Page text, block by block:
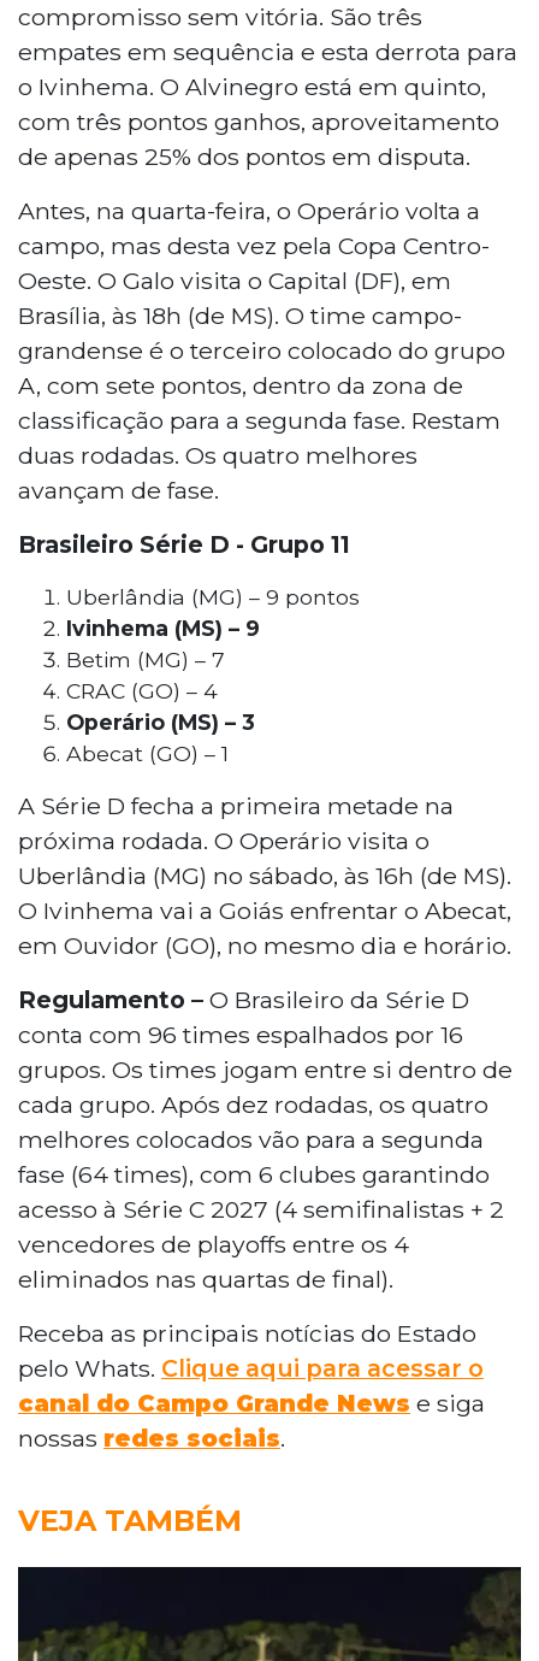
compromisso sem vitória. São três
empates em sequência e esta derrota para
o Ivinhema. O Alvinegro está em quinto,
com três pontos ganhos, aproveitamento
de apenas 25% dos pontos em disputa.
Antes, na quarta-feira, o Operário volta a
campo, mas desta vez pela Copa Centro-
Oeste. O Galo visita o Capital (DF), em
Brasília, às 18h (de MS). O time campo-
grandense é o terceiro colocado do grupo
A, com sete pontos, dentro da zona de
classificação para a segunda fase. Restam
duas rodadas. Os quatro melhores
avançam de fase.
Brasileiro Série D - Grupo 11
Uberlândia (MG) – 9 pontos
Ivinhema (MS) – 9
Betim (MG) – 7
CRAC (GO) – 4
Operário (MS) – 3
Abecat (GO) – 1
A Série D fecha a primeira metade na
próxima rodada. O Operário visita o
Uberlândia (MG) no sábado, às 16h (de MS).
O Ivinhema vai a Goiás enfrentar o Abecat,
em Ouvidor (GO), no mesmo dia e horário.
Regulamento – O Brasileiro da Série D
conta com 96 times espalhados por 16
grupos. Os times jogam entre si dentro de
cada grupo. Após dez rodadas, os quatro
melhores colocados vão para a segunda
fase (64 times), com 6 clubes garantindo
acesso à Série C 2027 (4 semifinalistas + 2
vencedores de playoffs entre os 4
eliminados nas quartas de final).
Receba as principais notícias do Estado
pelo Whats. Clique aqui para acessar o
canal do Campo Grande News e siga
nossas redes sociais.
VEJA TAMBÉM